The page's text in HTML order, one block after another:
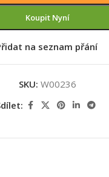
Koupit Nyní
na seznam přání
SKU: W00236